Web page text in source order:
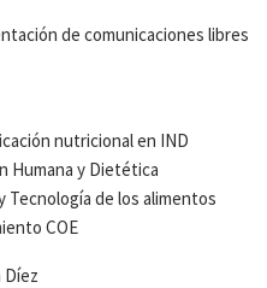
de comunicaciones libres
nutricional en IND
Humana y Dietética
Tecnología de los alimentos
COE
Díez